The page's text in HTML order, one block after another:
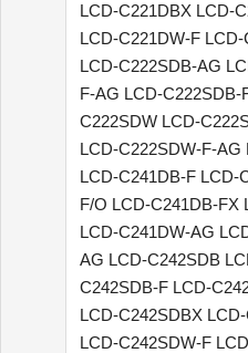
LCD-C221DBX LCD-
LCD-C221DW-F
LCD-C222SDB-AG
F-AG LCD-
C222SDW LCD-
LCD-C222SDW-F-
LCD-C241DB-F LCD-
F/O LCD-C241DB-FX
LCD-C241DW-AG
AG LCD-C242SDB
C242SDB-F LCD-
LCD-C242SDBX
LCD-C242SDW-F